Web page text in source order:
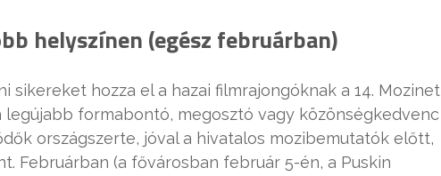
helyszínen (egész februárban)
sikereket hozza el a hazai filmrajongóknak a 14. Mozinet
legújabb formabontó, megosztó vagy közönségkedvenc
országszerte, jóval a hivatalos mozibemutatók előtt,
Februárban (a fővárosban február 5-én, a Puskin